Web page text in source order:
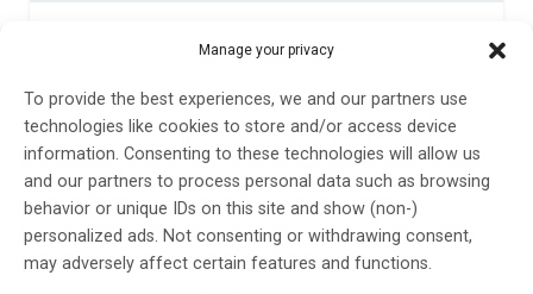
Manage your privacy
To provide the best experiences, we and our partners use
technologies like cookies to store and/or access device
information. Consenting to these technologies will allow us
and our partners to process personal data such as browsing
behavior or unique IDs on this site and show (non-)
personalized ads. Not consenting or withdrawing consent,
may adversely affect certain features and functions.
Kommer en AI-robot kunna
uppfatta en fjärde dimension?
AvMalmö universitet
Etiketter:artificiell intelligens,Malmö universitet
Hur går det till när hjärnan försöker skapa sig en bild av